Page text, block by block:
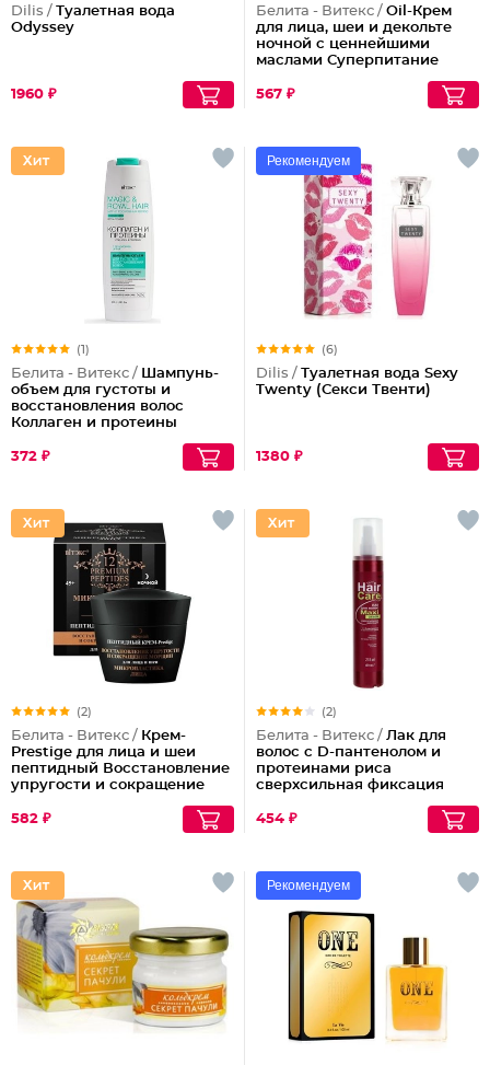
Dilis / Туалетная вода
Odyssey
1960 ₽
Белита - Витекс / Oil-Крем
для лица, шеи и декольте
ночной с ценнейшими
маслами Суперпитание
567 ₽
(1)
Белита - Витекс / Шампунь-
объем для густоты и
восстановления волос
Коллаген и протеины
372 ₽
Рекомендуем
(6)
Dilis / Туалетная вода Sexy
Twenty (Секси Твенти)
1380 ₽
(2)
Белита - Витекс / Крем-
Prestige для лица и шеи
пептидный Восстановление
упругости и сокращение
582 ₽
(2)
Белита - Витекс / Лак для
волос с D-пантенолом и
протеинами риса
сверхсильная фиксация
454 ₽
Рекомендуем